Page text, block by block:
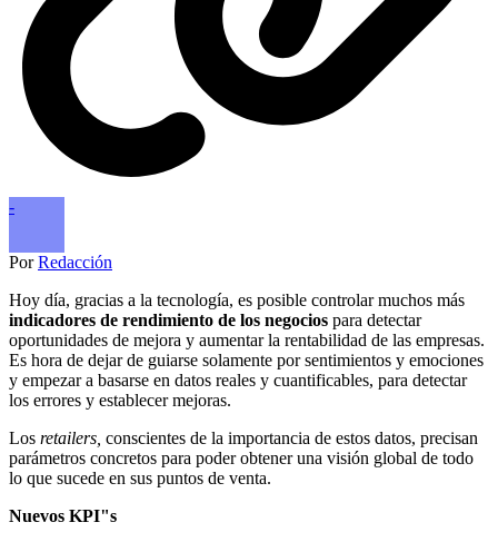
-
PorRedacción
Hoy día, gracias a la tecnología, es posible controlar muchos más
indicadores de rendimiento de los negocios para detectar
oportunidades de mejora y aumentar la rentabilidad de las empresas.
Es hora de dejar de guiarse solamente por sentimientos y emociones
y empezar a basarse en datos reales y cuantificables, para detectar
los errores y establecer mejoras.
Los retailers, conscientes de la importancia de estos datos, precisan
parámetros concretos para poder obtener una visión global de todo
lo que sucede en sus puntos de venta.
Nuevos KPI"s